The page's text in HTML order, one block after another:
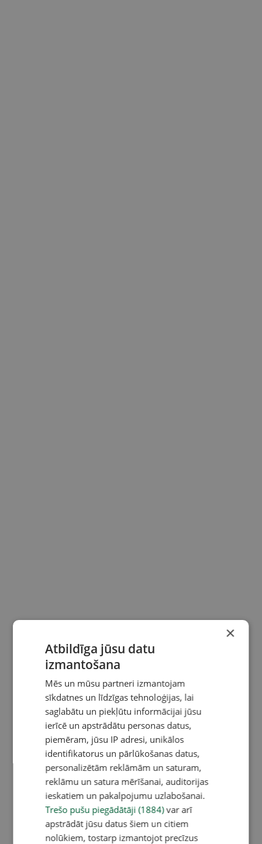
×
Atbildīga jūsu datu
izmantošana
Mēs un mūsu partneri izmantojam
sīkdatnes un līdzīgas tehnoloģijas, lai
saglabātu un piekļūtu informācijai jūsu
ierīcē un apstrādātu personas datus,
piemēram, jūsu IP adresi, unikālos
identifikatorus un pārlūkošanas datus,
personalizētām reklāmām un saturam,
reklāmu un satura mērīšanai, auditorijas
ieskatiem un pakalpojumu uzlabošanai.
Trešo pušu piegādātāji (1884)var arī
apstrādāt jūsu datus šiem un citiem
nolūkiem, tostarp izmantojot precīzus